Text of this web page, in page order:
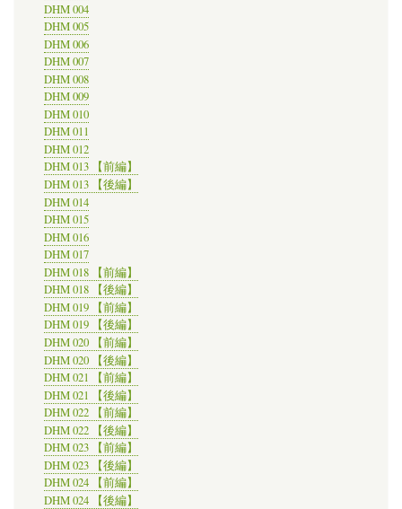
リ
ア
ル
DHM 004
DHM 005
DHM 006
DHM 007
DHM 008
DHM 009
DHM 010
DHM 011
DHM 012
DHM 013 【前編】
DHM 013 【後編】
DHM 014
DHM 015
DHM 016
DHM 017
DHM 018 【前編】
DHM 018 【後編】
DHM 019 【前編】
DHM 019 【後編】
DHM 020 【前編】
DHM 020 【後編】
DHM 021 【前編】
DHM 021 【後編】
DHM 022 【前編】
DHM 022 【後編】
DHM 023 【前編】
DHM 023 【後編】
DHM 024 【前編】
DHM 024 【後編】